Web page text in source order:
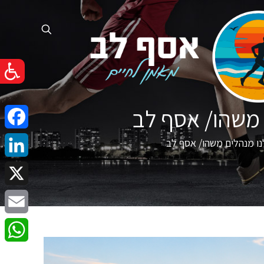
משהו/ אסף לב
מנהלים משהו/ אסף לב
X
Email